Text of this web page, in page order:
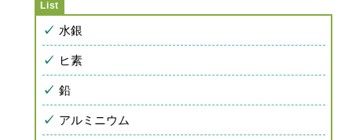
水銀
ヒ素
鉛
アルミニウム